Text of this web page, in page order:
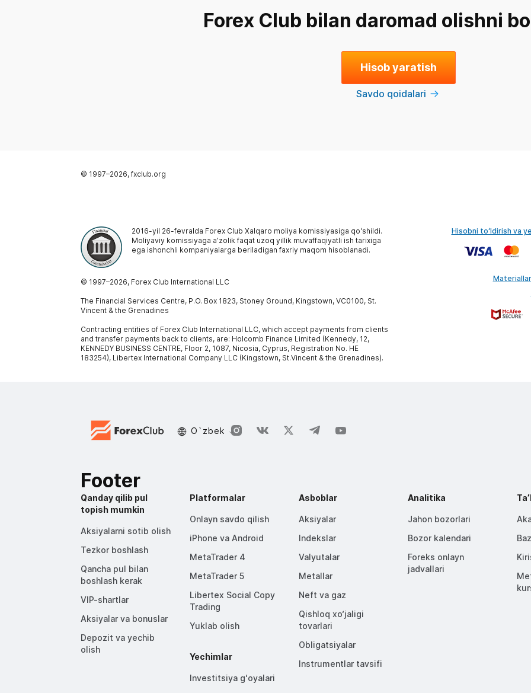
Forex Club bilan daromad olishni
Hisob yaratish
Savdo qoidalari
© 1997–2026, fxclub.org
2016-yil 26-fevralda Forex Club Xalqaro moliya komissiyasiga qoʻshildi.
Moliyaviy komissiyaga aʼzolik faqat uzoq yillik muvaffaqiyatli ish tarixiga
ega ishonchli kompaniyalarga beriladigan faxriy maqom hisoblanadi.
© 1997–2026, Forex Club International LLC
The Financial Services Centre, P.O. Box 1823, Stoney Ground, Kingstown, VC0100, St.
Vincent & the Grenadines
Contracting entities of Forex Club International LLC, which accept payments from clients
and transfer payments back to clients, are: Holcomb Finance Limited (Kennedy, 12,
KENNEDY BUSINESS CENTRE, Floor 2, 1087, Nicosia, Cyprus, Registration No. HE
183254), Libertex International Company LLC (Kingstown, St.Vincent & the Grenadines).
Hisobni toʻldirish va
O`zbek
Footer
Qanday qilib pul
topish mumkin
Aksiyalarni sotib olish
Tezkor boshlash
Qancha pul bilan
boshlash kerak
VIP-shartlar
Aksiyalar va bonuslar
Depozit va yechib
olish
Platformalar
Onlayn savdo qilish
iPhone va Android
MetaTrader 4
MetaTrader 5
Libertex Social Copy
Trading
Yuklab olish
Yechimlar
Investitsiya gʻoyalari
Asboblar
Aksiyalar
Indekslar
Valyutalar
Metallar
Neft va gaz
Qishloq xo‘jaligi
tovarlari
Obligatsiyalar
Instrumentlar tavsifi
Analitika
Jahon bozorlari
Bozor kalendari
Foreks onlayn
jadvallari